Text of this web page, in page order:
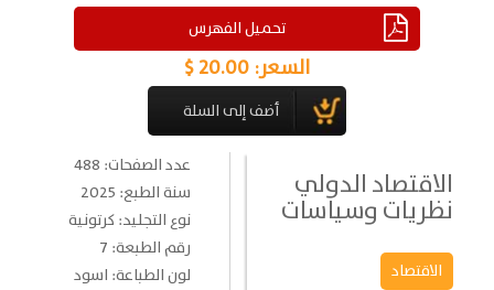
تحميل الفهرس
السعر: 20.00 $
الاقتصاد الدولي
نظريات وسياسات
الاقتصاد
عدد الصفحات: 488
سنة الطبع: 2025
نوع التجليد: كرتونية
رقم الطبعة: 7
لون الطباعة: اسود